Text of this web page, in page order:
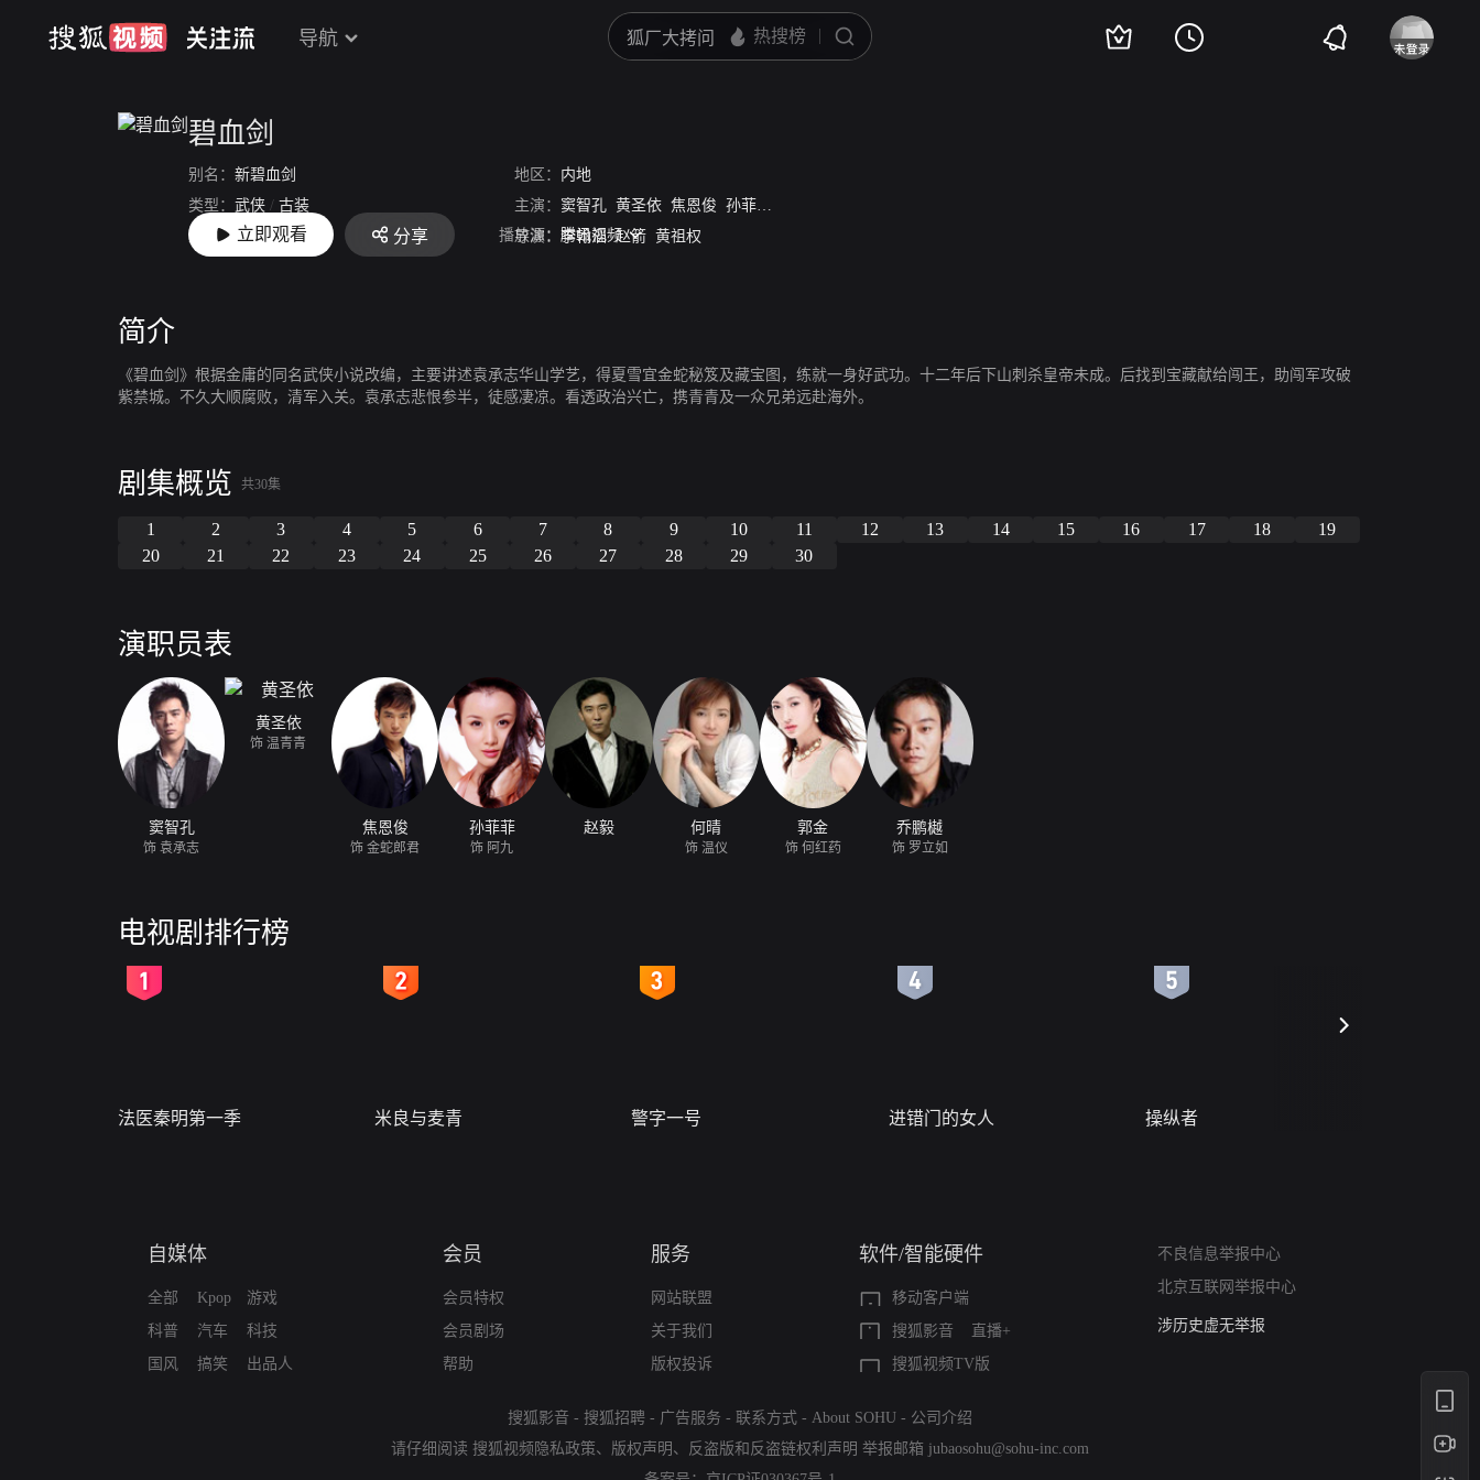
导航
碧血剑
别名： 新碧血剑 地区： 内地
类型： 武侠 / 古装 主演： 窦智孔 黄圣依 焦恩俊 孙菲菲
上映： 2007-02-10 导演： 李翰滔 赵箭 黄祖权
立即观看 分享 播放源： 腾讯视频
简介
《碧血剑》根据金庸的同名武侠小说改编，主要讲述袁承志华山学艺，得夏雪宜金蛇秘笈及藏宝图，练就一身好武功。十二年后下山刺杀皇帝未成。后找到宝藏献给闯王，助闯军攻破
紫禁城。不久大顺腐败，清军入关。袁承志悲恨参半，徒感凄凉。看透政治兴亡，携青青及一众兄弟远赴海外。
剧集概览 共30集
1 2 3 4 5 6 7 8 9 10 11 12 13 14 15 16 17 18
19
20
21 22 23 24 25 26 27 28 29 30
演职员表
窦智孔
饰 袁承志
黄圣依
饰 温青青
焦恩俊
饰 金蛇郎君
孙菲菲
饰 阿九
赵毅 何晴
饰 温仪
郭金
饰 何红药
乔鹏樾
饰 罗立如
电视剧排行榜
法医秦明第一季 米良与麦青 警字一号 进错门的女人 操纵者
自媒体
全部
科普
国风
Kpop
汽车
搞笑
游戏
科技
出品人
会员
会员特权
会员剧场
帮助
服务
网站联盟
关于我们
版权投诉
软件/智能硬件
移动客户端
搜狐影音
直播+
搜狐视频TV版
不良信息举报中心
北京互联网举报中心
亚运会举报专区
涉历史虚无举报
搜狐影音 - 搜狐招聘 - 广告服务 - 联系方式 - About SOHU - 公司介绍
请仔细阅读 搜狐视频隐私政策、 版权声明 、 反盗版和反盗链权利声明 举报邮箱 jubaosohu@sohu-inc.com